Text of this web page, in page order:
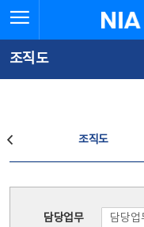
문
로
가
체
뉴
바
가
한국지
조직도
조직도
담당업무